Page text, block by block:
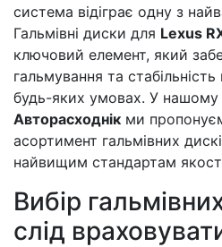
система відіграє одну з
Гальмівні диски для Lexus
ключовий елемент, який
гальмування та
будь-яких умовах. У нашому
Авторасходнік ми
асортимент гальмівних
найвищим стандартам якості
Вибір
слід